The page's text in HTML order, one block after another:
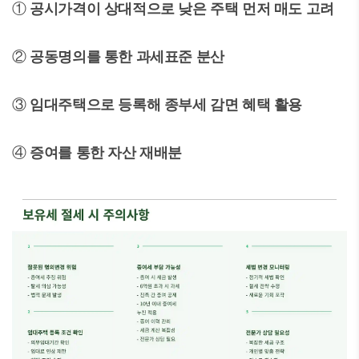
① 공시가격이 상대적으로 낮은 주택 먼저 매도 고려
② 공동명의를 통한 과세표준 분산
③ 임대주택으로 등록해 종부세 감면 혜택 활용
④ 증여를 통한 자산 재배분